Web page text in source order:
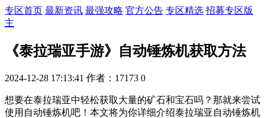
专区首页 最新资讯 最强攻略 官方公告 专区精选 招募专区版
主
《泰拉瑞亚手游》自动锤炼机获取方法
2024-12-28 17:13:41 作者：17173 0
想要在泰拉瑞亚中轻松获取大量的矿石和宝石吗？那就来尝试
使用自动锤炼机吧！本文将为你详细介绍泰拉瑞亚自动锤炼机